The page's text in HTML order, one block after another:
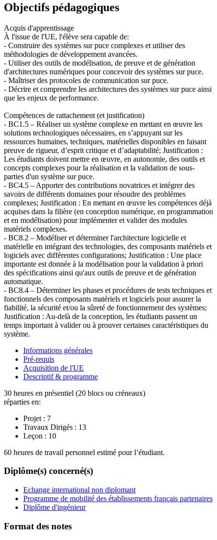
Objectifs pédagogiques
Acquis d'apprentissage
À l'issue de l'UE, l'élève sera capable de:
- Construire des systèmes sur puce complexes et utiliser des
méthodologies de développement avancées.
- Utiliser des outils de modélisation, de preuve et de génération
d'architectures numériques pour concevoir des systèmes sur puce.
- Maîtriser des protocoles de communication sur puce.
- Décrire et comprendre les architectures des systèmes sur puce ainsi
que les enjeux de performance.
Compétences de rattachement (et justification)
- BC1.5 – Réaliser un système complexe en mettant en œuvre les
solutions technologiques nécessaires, en s’appuyant sur les
ressources humaines, techniques, matérielles disponibles en faisant
preuve de rigueur, d’esprit critique et d’adaptabilité; Justification :
Les étudiants doivent mettre en œuvre, en autonomie, des outils et
concepts complexes pour la réalisation et la validation de sous-
parties d'un système sur puce.
- BC4.5 – Apporter des contributions novatrices et intégrer des
savoirs de différents domaines pour résoudre des problèmes
complexes; Justification : En mettant en œuvre les compétences déjà
acquises dans la filière (en conception numérique, en programmation
et en modélisation) pour implémenter et valider des modules
matériels complexes.
- BC8.2 – Modéliser et déterminer l'architecture logicielle et
matérielle en intégrant des technologies, des composants matériels et
logiciels avec différentes configurations; Justification : Une place
importante est donnée à la modélisation pour la validation à priori
des spécifications ainsi qu'aux outils de preuve et de génération
automatique.
- BC8.4 – Déterminer les phases et procédures de tests techniques et
fonctionnels des composants matériels et logiciels pour assurer la
fiabilité, la sécurité et/ou la sûreté de fonctionnement des systèmes;
Justification : Au-delà de la conception, les étudiants passent un
temps important à valider ou à prouver certaines caractéristiques du
système.
Informations générales
Pré-requis
Acquisition de l'UE
Descriptif & programme
30 heures en présentiel (20 blocs ou créneaux)
réparties en:
Projet : 7
Travaux Dirigés : 13
Leçon : 10
60 heures de travail personnel estimé pour l’étudiant.
Diplôme(s) concerné(s)
Echange international non diplomant
Programme de mobilité des établissements français partenaires
Diplôme d'ingénieur
Format des notes